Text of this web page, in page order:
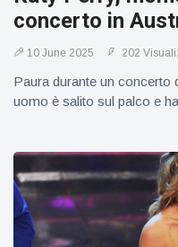
sogni’
concerto in
10 June 2025 202
Paura durante un concerto
uomo è salito sul palco e